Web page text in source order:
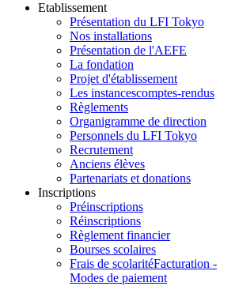
Etablissement
Présentation du LFI Tokyo
Nos installations
Présentation de l'AEFE
La fondation
Projet d'établissement
Les instancescomptes-rendus
Règlements
Organigramme de direction
Personnels du LFI Tokyo
Recrutement
Anciens élèves
Partenariats et donations
Inscriptions
Préinscriptions
Réinscriptions
Règlement financier
Bourses scolaires
Frais de scolaritéFacturation -
Modes de paiement